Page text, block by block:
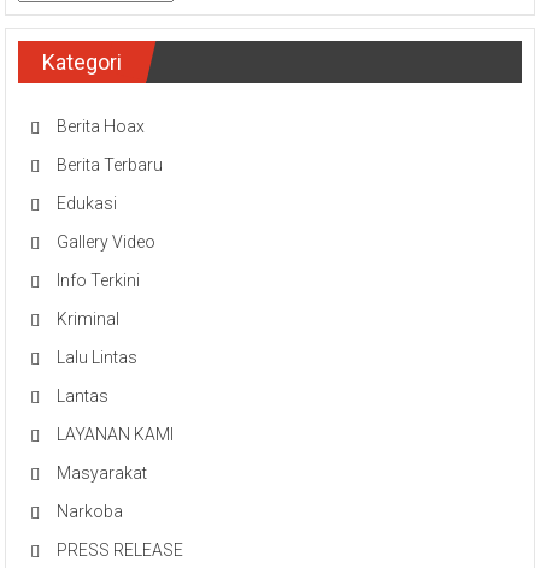
Kategori
Berita Hoax
Berita Terbaru
Edukasi
Gallery Video
Info Terkini
Kriminal
Lalu Lintas
Lantas
LAYANAN KAMI
Masyarakat
Narkoba
PRESS RELEASE